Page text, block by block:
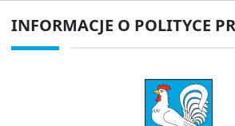
PRZYDATNE LINKI
INFORMACJE O POLITYCE